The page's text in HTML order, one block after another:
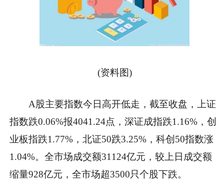
(资料图)
A股主要指数今日高开低走，截至收盘，上证
指数跌0.06%报4041.24点，深证成指跌1.16%，创
业板指跌1.77%，北证50跌3.25%，科创50指数涨
1.04%。全市场成交额31124亿元，较上日成交额
缩量928亿元，全市场超3500只个股下跌。